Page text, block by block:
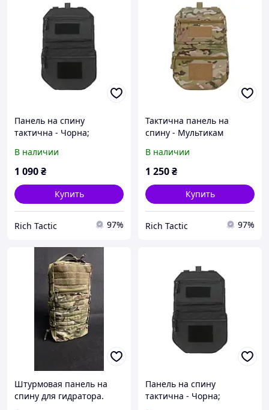
Панель на спину
тактична - Чорна;
гідратаційної медузи
В наличии
1 090₴
Купить
Rich Tactic 97%
Тактична панель на
спину - Мультикам
гідратаційної медузи
В наличии
1 250₴
Купить
Rich Tactic 97%
Штурмовая панель на
спину для гидратора.
Панель на спину
тактична - Чорна;